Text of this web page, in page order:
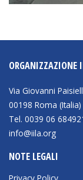
ORGANIZZAZIONE
Via Giovanni
00198 Roma (Italia)
Tel. 0039 06
info@iila.org
NOTE LEGALI